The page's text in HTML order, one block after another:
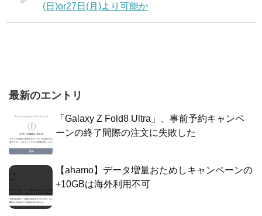
(日)or27日(月)より可能か
最新のエントリ
「Galaxy Z Fold8 Ultra」、事前予約キャンペ
ーンの終了間際の注文に失敗した
【ahamo】データ増量おためしキャンペーンの
+10GBは海外利用不可